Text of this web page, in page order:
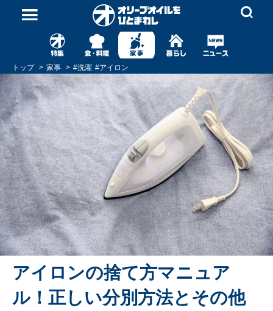
トップ 家事 #洗濯 #アイロン
アイロンの捨て方マニュア
ル！正しい分別方法とその他